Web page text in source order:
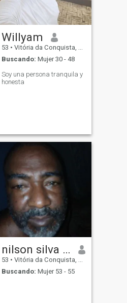
Willyam
53 • Vitória da Conquista, Bahia, Brasil
Buscando: Mujer 30 - 48
Soy una persona tranquila y
honesta
nilson silva lopes
53 • Vitória da Conquista, Bahia, Brasil
Buscando: Mujer 53 - 55